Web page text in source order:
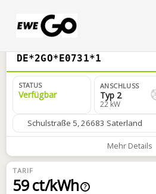
DE*2GO*E0731*1
STATUS
Verfügbar
ANSCHLUSS
Typ 2
22 kW
Schulstraße 5, 26683 Saterland
Mehr Details
TARIF
59 ct/kWh ?